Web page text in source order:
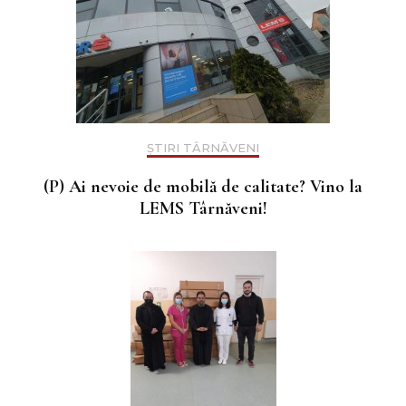
ȘTIRI TÂRNĂVENI
(P) Ai nevoie de mobilă de calitate? Vino la
LEMS Târnăveni!